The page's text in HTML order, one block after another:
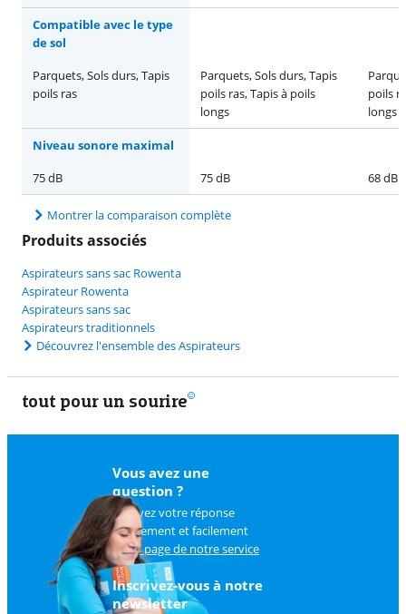
Compatible avec le type
de sol
Parquets, Sols durs, Tapis
poils ras
Parquets, Sols durs, Tapis
poils ras, Tapis à poils
longs
poils
longs
Niveau sonore maximal
75 dB
75 dB 68 dB
Montrer la comparaison complète
Produits associés
Aspirateurs sans sac Rowenta
Aspirateur Rowenta
Aspirateurs sans sac
Aspirateurs traditionnels
Découvrez l'ensemble des Aspirateurs
tout pour un sourire
Vous avez une
question ?
Trouvez votre réponse
rapidement et facilement
surla page de notre service
client.
Inscrivez-vous à notre
newsletter